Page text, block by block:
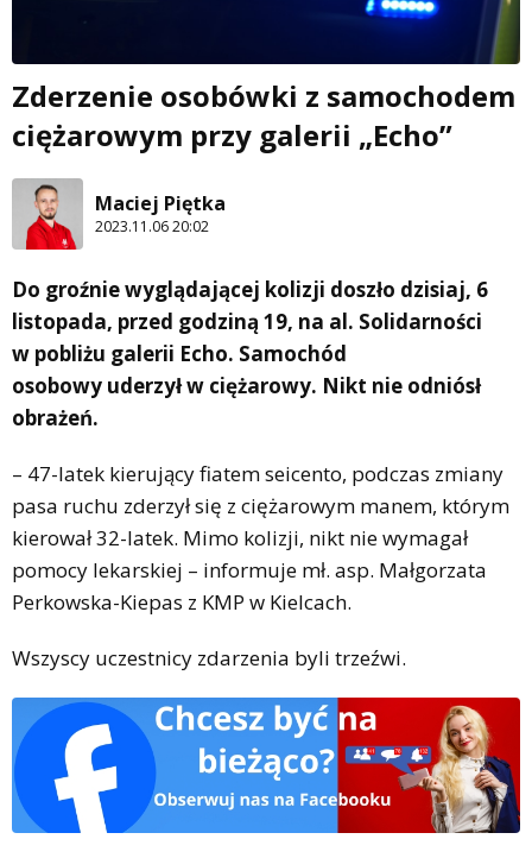
Zderzenie osobówki z samochodem
ciężarowym przy galerii „Echo”
Maciej Piętka
2023.11.06 20:02
Do groźnie wyglądającej kolizji doszło dzisiaj, 6
listopada, przed godziną 19, na al. Solidarności
w pobliżu galerii Echo. Samochód
osobowy uderzył w ciężarowy. Nikt nie odniósł
obrażeń.
– 47-latek kierujący fiatem seicento, podczas zmiany
pasa ruchu zderzył się z ciężarowym manem, którym
kierował 32-latek. Mimo kolizji, nikt nie wymagał
pomocy lekarskiej – informuje mł. asp. Małgorzata
Perkowska-Kiepas z KMP w Kielcach.
Wszyscy uczestnicy zdarzenia byli trzeźwi.